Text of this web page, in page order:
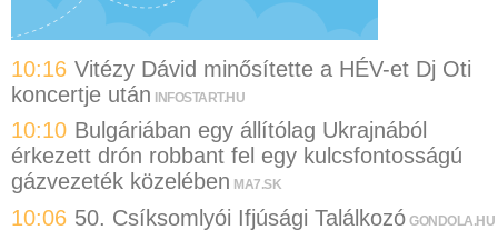
10:16 Vitézy Dávid minősítette a HÉV-et Dj Oti
koncertje után INFOSTART.HU
10:10 Bulgáriában egy állítólag Ukrajnából
érkezett drón robbant fel egy kulcsfontosságú
gázvezeték közelében MA7.SK
10:06 50. Csíksomlyói Ifjúsági Találkozó GONDOLA.HU